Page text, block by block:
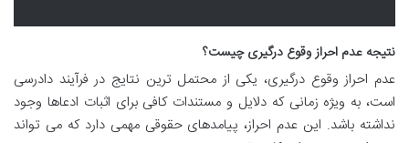
نتیجه عدم احراز وقوع درگیری چیست؟
عدم احراز وقوع درگیری، یکی از محتمل ترین نتایج در فرآیند دادرسی
است، به ویژه زمانی که دلایل و مستندات کافی برای اثبات ادعاها وجود
نداشته باشد. این عدم احراز، پیامدهای حقوقی مهمی دارد که می تواند